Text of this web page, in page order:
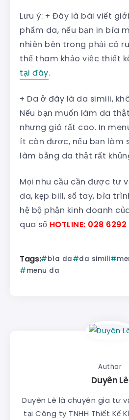
Lưu ý: + Đây là bài viết
phẩm da, nếu bạn in bìa
nhiên bên trong phải có
thể tham khảo việc thiết
tại đây.
+ Da ở đây là da simili,
Nếu bạn muốn làm da
nhưng giá rất cao. In
ít còn được, nếu bạn làm
làm bằng da thật rất
Mọi nhu cầu cần được tư
da, kẹp bill, sổ tay, bìa
hệ bộ phận kinh doanh
qua số HOTLINE: 028 6292
Tags: bìa da da simili
menu da
Author
Duyên Lê
Duyên Lê là chuyên gia tư
tại Công ty TNHH Thiết Kế